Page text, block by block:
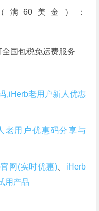
满60美金）：
国包税免运费服务
,iHerb老用户新人优惠
老用户优惠码分享与
网(实时优惠)、 iHerb
用产品